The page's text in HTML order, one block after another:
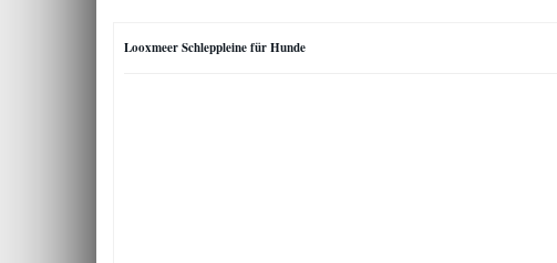
Looxmeer Schleppleine für Hunde